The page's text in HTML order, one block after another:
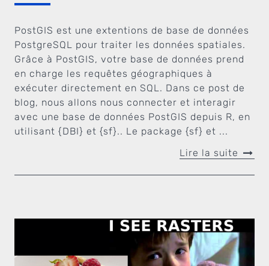
PostGIS est une extentions de base de données
PostgreSQL pour traiter les données spatiales.
Grâce à PostGIS, votre base de données prend
en charge les requêtes géographiques à
exécuter directement en SQL. Dans ce post de
blog, nous allons nous connecter et interagir
avec une base de données PostGIS depuis R, en
utilisant {DBI} et {sf}.. Le package {sf} et ...
Lire la suite